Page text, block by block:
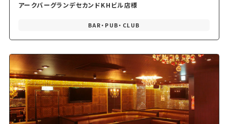
アークバーグランデセカンドKHビル店様
BAR・PUB・CLUB